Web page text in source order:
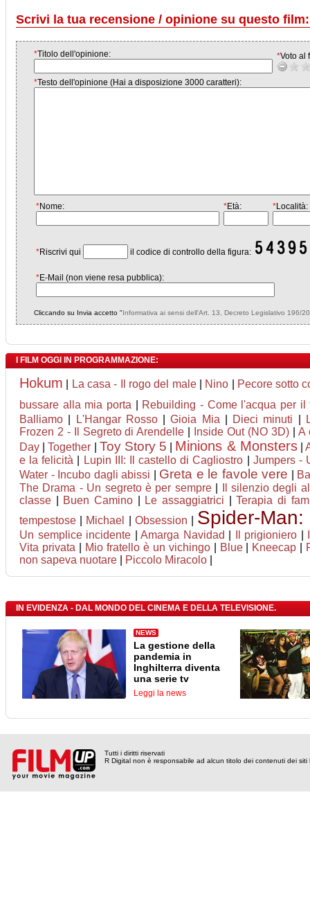
Scrivi la tua recensione / opinione su questo
*Titolo dell'opinione: *Voto al
*Testo dell'opinione (Hai a disposizione 3000 caratteri):
*Nome: *Età: *Località:
*Riscrivi qui il codice di controllo della figura:
*E-Mail (non viene resa pubblica):
Cliccando su Invia accetto "Informativa ai sensi dell'Art. 13, Decreto Legislativo 196/
I FILM OGGI IN PROGRAMMAZIONE:
Hokum La casa - Il rogo del male| Nino
Pecore sotto
bussare alla mia porta
Rebuilding - Come l'acqua per il
Balliamo
L'Hangar Rosso|Gioia Mia Dieci minuti
Frozen 2 - Il Segreto di Arendelle
Inside Out (NO 3D)| A
Day |Together Toy Story 5 Minions & Monsters|
e la felicità
Lupin III: Il castello di Cagliostro
Jumpers -
Water - Incubo dagli abissi
Greta e le favole vere
The Drama - Un segreto è per sempre|
Il silenzio degli
classe
Buen Camino Le assaggiatrici |Terapia di
tempestose
Michael Obsession Spider-
Un semplice incidente Amarga Navidad Il prigioniero
Vita privata
Mio fratello è un vichingo| Blue| Kneecap
non sapeva nuotare
Piccolo Miracolo
IN EVIDENZA - DAL MONDO DEL CINEMA E DELLA TELEVISIONE.
NEWS
La gestione della
pandemia in
Inghilterra diventa
una serie tv
Leggi la news
Tutti i diritti riservati
R Digital non è responsabile ad alcun titolo dei contenuti dei siti